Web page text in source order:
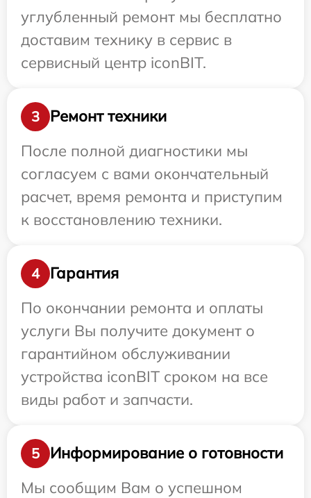
углубленный ремонт мы бесплатно
доставим технику в сервис в
сервисный центр iconBIT.
3
Ремонт техники
После полной диагностики мы
согласуем с вами окончательный
расчет, время ремонта и приступим
к восстановлению техники.
4
Гарантия
По окончании ремонта и оплаты
услуги Вы получите документ о
гарантийном обслуживании
устройства iconBIT сроком на все
виды работ и запчасти.
5
Информирование о готовности
Мы сообщим Вам о успешном